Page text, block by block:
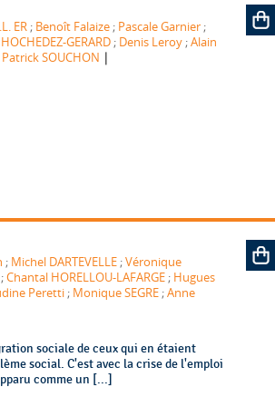
ER ; Benoît Falaize ; Pascale Garnier ;
GERARD ; Denis Leroy ;Alain
Patrick SOUCHON |
; Michel DARTEVELLE ;Véronique
;Chantal HORELLOU-LAFARGE ; Hugues
Peretti ; Monique SEGRE ;Anne
sociale de ceux qui en étaient
social. C'est avec la crise de l'emploi
comme un [...]